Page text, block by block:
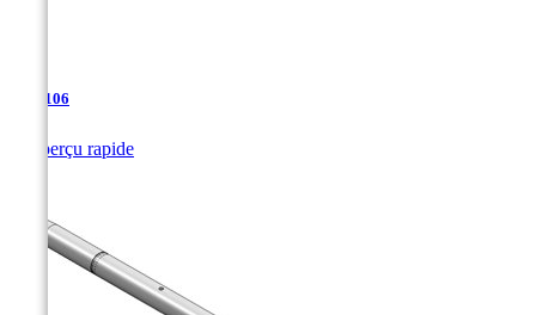
TJA-106
Aperçu rapide